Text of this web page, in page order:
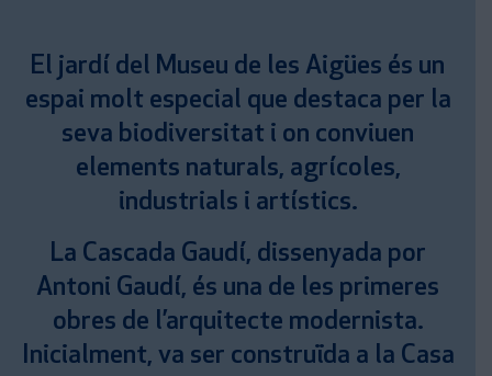
El jardí del Museu de les Aigües és un
espai molt especial que destaca per la
seva biodiversitat i on conviuen
elements naturals, agrícoles,
industrials i artístics.
La Cascada Gaudí, dissenyada por
Antoni Gaudí, és una de les primeres
obres de l’arquitecte modernista.
Inicialment, va ser construïda a la Casa